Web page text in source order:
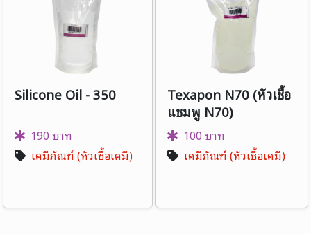
Silicone Oil - 350
190 บาท
เคมีภัณฑ์ (หัวเชื้อเคมี)
Texapon N70 (หัวเชื้อ
แชมพู N70)
100 บาท
เคมีภัณฑ์ (หัวเชื้อเคมี)